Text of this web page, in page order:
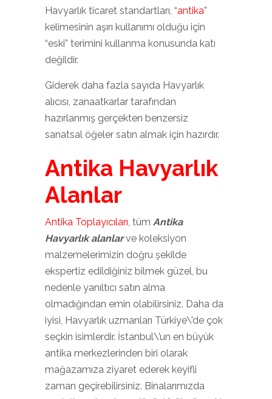
Havyarlık ticaret standartları, “antika”
kelimesinin aşırı kullanımı olduğu için
“eski” terimini kullanma konusunda katı
değildir.
Giderek daha fazla sayıda Havyarlık
alıcısı, zanaatkarlar tarafından
hazırlanmış gerçekten benzersiz
sanatsal öğeler satın almak için hazırdır.
Antika Havyarlık
Alanlar
Antika Toplayıcıları, tüm Antika
Havyarlık alanlarve koleksiyon
malzemelerimizin doğru şekilde
ekspertiz edildiğiniz bilmek güzel, bu
nedenle yanıltıcı satın alma
olmadığından emin olabilirsiniz. Daha da
iyisi, Havyarlık uzmanları Türkiye\’de çok
seçkin isimlerdir. İstanbul\’un en büyük
antika merkezlerinden biri olarak
mağazamıza ziyaret ederek keyifli
zaman geçirebilirsiniz. Binalarımızda